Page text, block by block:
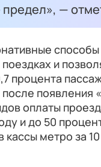
предел», —
и
процента
после появления
оплаты
и до 50
метро за